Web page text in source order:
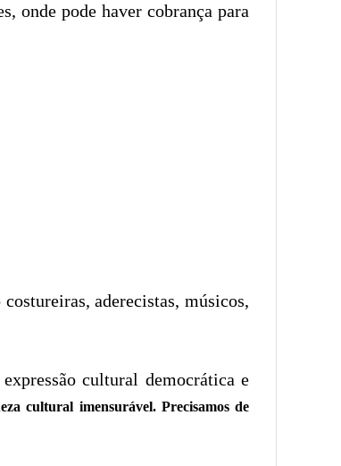
onde pode haver cobrança para
aderecistas, músicos,
cultural democrática e
cultural imensurável. Precisamos de